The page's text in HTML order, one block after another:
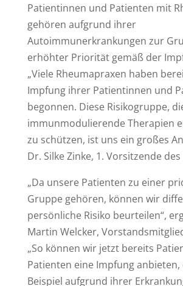
Patientinnen und Patienten mit
gehören aufgrund ihrer
Autoimmunerkrankungen zur
erhöhter Priorität gemäß der
„Viele Rheumapraxen haben
Impfung ihrer Patientinnen und
begonnen. Diese Risikogruppe,
immunmodulierende Therapien
zu schützen, ist uns ein großes
Dr. Silke Zinke, 1. Vorsitzende des
„Da unsere Patienten zu einer
Gruppe gehören, können wir
persönliche Risiko beurteilen“,
Martin Welcker,
„So können wir jetzt bereits
Patienten eine Impfung anbieten,
Beispiel aufgrund ihrer